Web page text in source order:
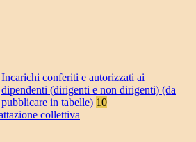
Incarichi conferiti e autorizzati ai
dipendenti (dirigenti e non dirigenti) (da
pubblicare in tabelle) 10
collettiva